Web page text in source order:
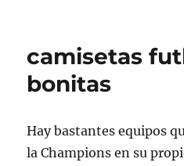
camisetas
bonitas
Hay bastantes equipos
la Champions en su